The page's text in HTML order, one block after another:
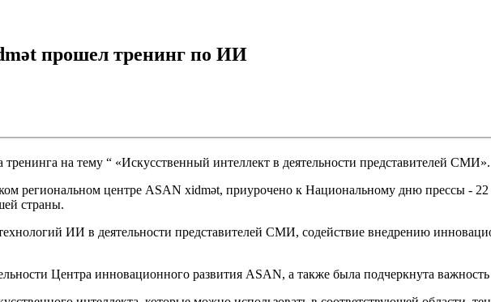
прошел тренинг по ИИ
на тему “ «Искусственный интеллект в деятельности представителей СМИ».
региональном центре ASAN xidmət, приурочено к Национальному дню прессы -
страны.
ИИ в деятельности представителей СМИ, содействие внедрению
Центра инновационного развития ASAN, а также была подчеркнута